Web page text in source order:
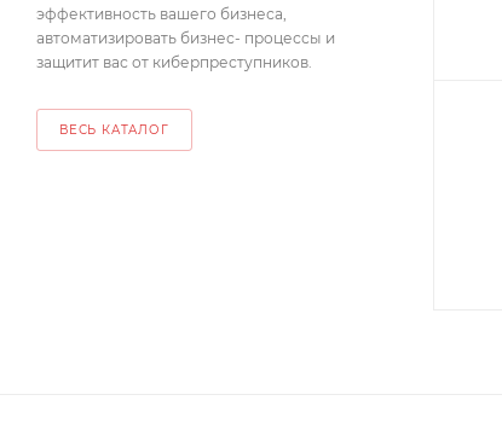
эффективность вашего бизнеса,
автоматизировать бизнес- процессы и
защитит вас от киберпреступников.
ВЕСЬ КАТАЛОГ